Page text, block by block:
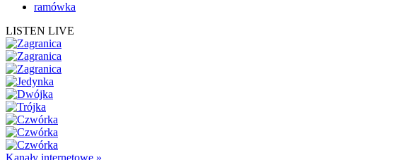
ramówka
LISTEN LIVE
Kanały internetowe »